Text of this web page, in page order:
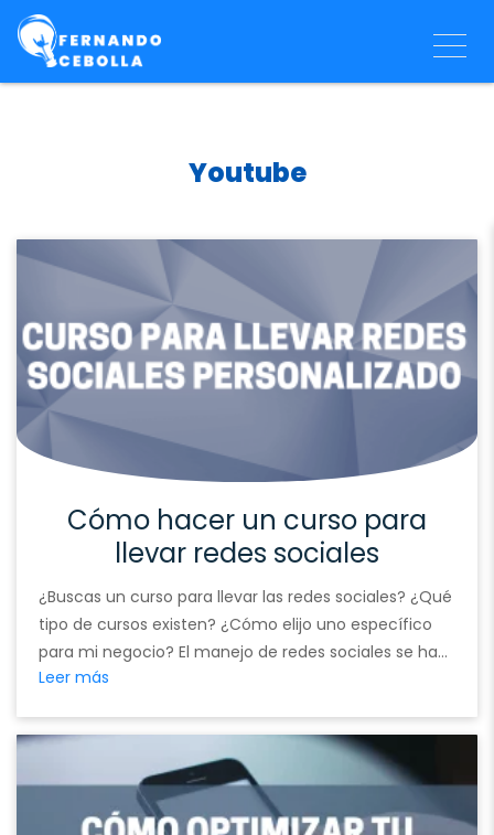
Youtube
Cómo hacer un curso para
llevar redes sociales
¿Buscas un curso para llevar las redes sociales? ¿Qué
tipo de cursos existen? ¿Cómo elijo uno específico
para mi negocio? El manejo de redes sociales se ha
convertido en una habilidad clave en el mundo digital
independientes recurren a las redes sociales para
aumentar su visibilidad, atraer clientes potenciales …
Continued
Leer más